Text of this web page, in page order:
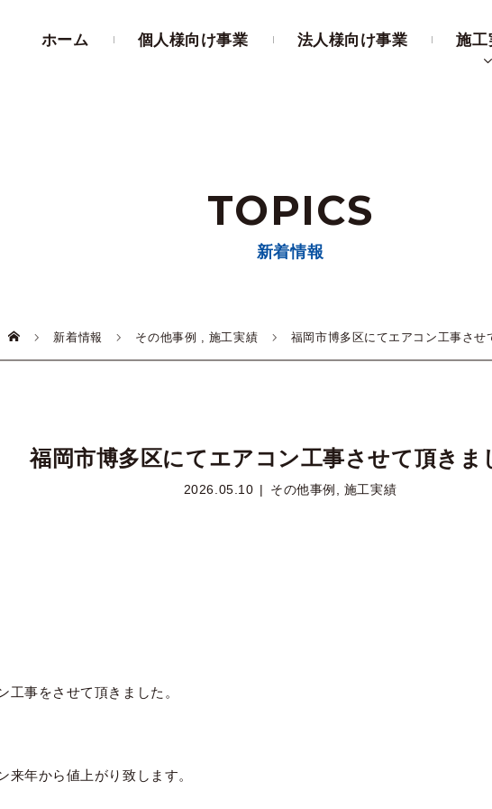
ホーム 個人様向け事業 法人様向け事業 施工
TOPICS
新着情報
新着情報 その他事例 , 施工実績 福岡市博多区にてエアコン工事させ
福岡市博多区にてエアコン工事させて頂きま
2026.05.10 その他事例 施工実績
事をさせて頂きました。
来年から値上がり致します。